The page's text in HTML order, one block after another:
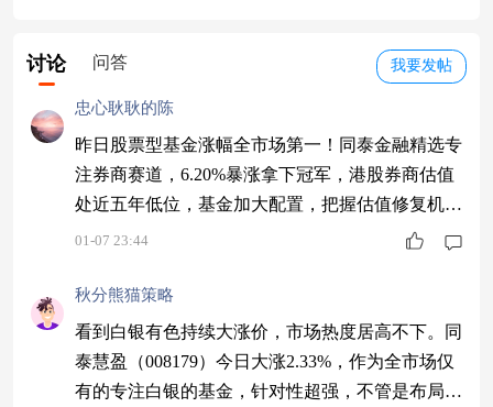
我要发帖
讨论 问答
忠心耿耿的陈
昨日股票型基金涨幅全市场第一！同泰金融精选专
注券商赛道，6.20%暴涨拿下冠军，港股券商估值
处近五年低位，基金加大配置，把握估值修复机遇
～$同泰金融精选股票C$ #13连阳！沪指再刷十年
01-07 23:44
秋分熊猫策略
看到白银有色持续大涨价，市场热度居高不下。同
泰慧盈（008179）今日大涨2.33%，作为全市场仅
有的专注白银的基金，针对性超强，不管是布局还